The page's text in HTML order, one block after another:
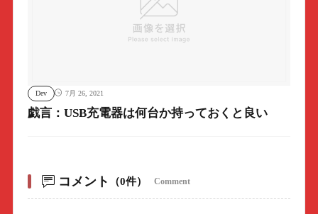
Dev 7月 26, 2021
戯言：USB充電器は何台か持っておくと良い
コメント （0件） Comment